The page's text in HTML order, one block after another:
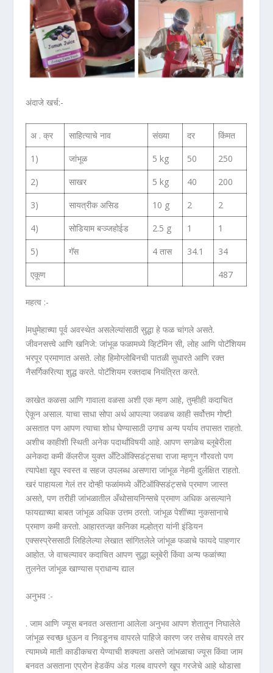
अंदाजे खर्च:-
अ . क्र साहित्याचे नाव संख्या दर
किंमत
1)
जांभूळ 5 kg 50
250
2)
साखर 5 kg 40
200
3)
सायत्रीक असिड 10 g 2
2
4)
सोडियाम बऱ्ञ्जहोईड 2.5 g 1
1
5)
गॅस 4 तास 34.1
34
एकूण
487
महत्व :-
lमधुमेहाच्या पूर्व अवस्थेत असलेल्यांसाठी सुद्धा हे फळ चांगले असते.
जीवनसत्त्वे आणि खनिजे: जांभूळ फळामध्ये व्हिटॅमिन सी, लोह आणि पोटॅशियम
भरपूर प्रमाणात असते. लोह हिमोग्लोबिनची पातळी सुधारते आणि रक्त
नैसर्गिकरित्या शुद्ध करते. पोटॅशियम रक्तदाब नियंत्रित करते.
काखेत कळसा आणि गावाला वळसा अशी एक म्हण आहे, तुम्हीही कदाचित
ऐकून असाल. याचा साधा सोपा अर्थ आपल्या जवळच काही सर्वोत्तम गोष्टी
असतात पण आपण त्याचा शोध घेण्यासाठी उगाच अन्य पर्याय तपासत राहतो.
अशीच काहीशी स्थिती अनेक पदार्थांविषयी आहे. आपण सगळेच ब्लूबेरीला
अनेकदा कमी कॅलरीज युक्त अँटिऑक्सिडंट्सचा राजा म्हणून गौरवतो पण
त्यापेक्षा खूप स्वस्त व सहज उपलब्ध असणारा जांभूळ नेहमी दुर्लक्षित राहतो.
खरं पाहायला गेलं तर दोन्ही फळांमध्ये अँटिऑक्सिडंट्सचे प्रमाण जास्त
असते, पण तरीही जांभळातील अँथोसायनिन्सचे प्रमाण अधिक असल्याने
फायद्याच्या बाबत जांभूळ अधिक उत्तम ठरतो. जांभूळ पेशींच्या नुकसानाचे
प्रमाण कमी करतो. आहारतज्ज्ञ कनिका मल्होत्रा यांनी इंडियन
एक्सस्प्रेससाठी लिहिलेल्या लेखात सांगितलेले जांभूळ फळाचे फायदे पाहणार
आहोत. जे वाचल्यावर कदाचित आपण सुद्धा ब्लूबेरी किंवा अन्य फळांच्या
तुलनेत जांभूळ खाण्यास प्राधान्य द्याल
अनुभव :-
. जाम आणि ज्यूस बनवत असताना आलेला अनुभव आपण शेतातून निघालेले
जांभूळ स्वच्छ धुऊन व निवडूनच वापरले पाहिजे कारण जर तसेच वापरले तर
त्यामध्ये माती काडीकचरा येण्याची शक्यता असते जांभळाचा ज्यूस किंवा जाम
बनवत असताना एप्रोन हेडकॅप अंड गलब वापरणे खूप गरजेचे आहे थोडासा